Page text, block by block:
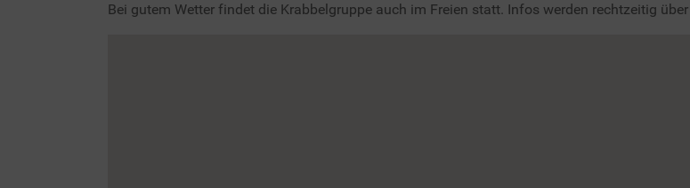
Bei gutem Wetter findet die Krabbelgruppe auch im Freien statt. Infos werden rechtzeitig